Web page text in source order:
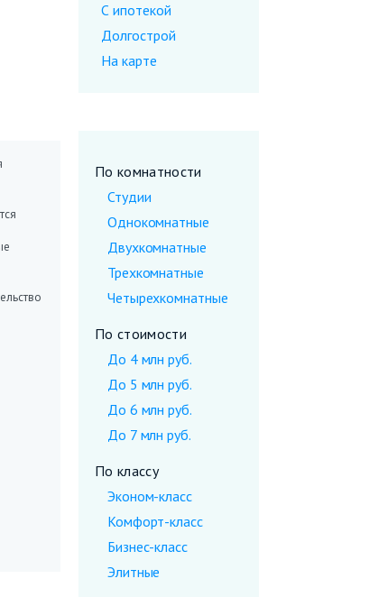
С ипотекой
Долгострой
На карте
По комнатности
Студии
Однокомнатные
Двухкомнатные
Трехкомнатные
Четырехкомнатные
По стоимости
До 4 млн руб.
До 5 млн руб.
До 6 млн руб.
До 7 млн руб.
По классу
Эконом-класс
Комфорт-класс
Бизнес-класс
Элитные